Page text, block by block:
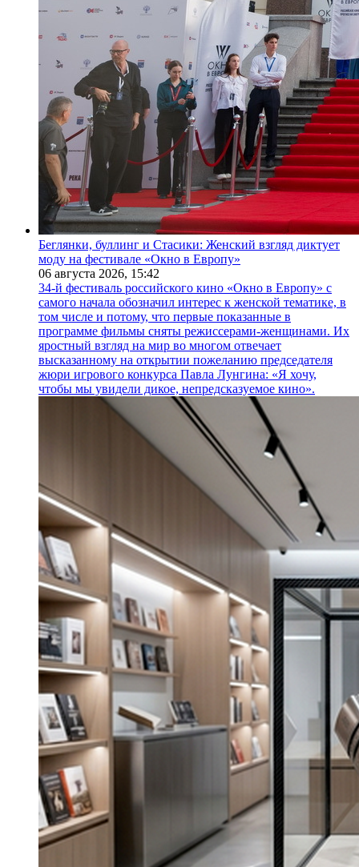
Беглянки, буллинг и Стасики: Женский взгляд диктует
моду на фестивале «Окно в Европу»
06 августа 2026, 15:42
34-й фестиваль российского кино «Окно в Европу» с
самого начала обозначил интерес к женской тематике, в
том числе и потому, что первые показанные в
программе фильмы сняты режиссерами-женщинами. Их
яростный взгляд на мир во многом отвечает
высказанному на открытии пожеланию председателя
жюри игрового конкурса Павла Лунгина: «Я хочу,
чтобы мы увидели дикое, непредсказуемое кино».